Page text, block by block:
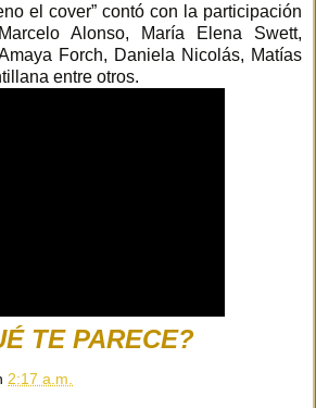
el cover” contó con la participación
Alonso, María Elena Swett,
Forch, Daniela Nicolás, Matías
entre otros.
TE PARECE?
2:17 a.m.